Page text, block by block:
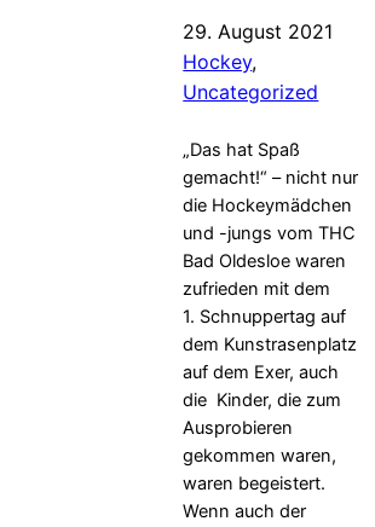
29. August 2021
Hockey
Uncategorized
„Das hat Spaß
gemacht!“ – nicht nur
die Hockeymädchen
und -jungs vom THC
Bad Oldesloe waren
zufrieden mit dem
1. Schnuppertag auf
dem Kunstrasenplatz
auf dem Exer, auch
die Kinder, die zum
Ausprobieren
gekommen waren,
waren begeistert.
Wenn auch der